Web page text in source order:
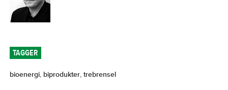
TAGGER
bioenergi, biprodukter, trebrensel